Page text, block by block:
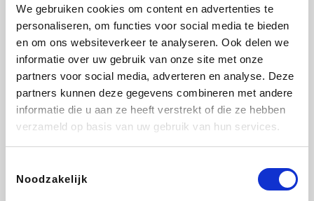
We gebruiken cookies om content en advertenties te
personaliseren, om functies voor social media te bieden
en om ons websiteverkeer te analyseren. Ook delen we
informatie over uw gebruik van onze site met onze
partners voor social media, adverteren en analyse. Deze
partners kunnen deze gegevens combineren met andere
informatie die u aan ze heeft verstrekt of die ze hebben
verzameld op basis van uw gebruik van hun services.
Noodzakelijk
Vidaxl Lampenlicht.be Plopsa Adidas
All Accor
DectDirect